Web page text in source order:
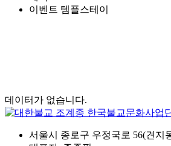
이벤트 템플스테이
데이터가 없습니다.
서울시 종로구 우정국로 56(견지